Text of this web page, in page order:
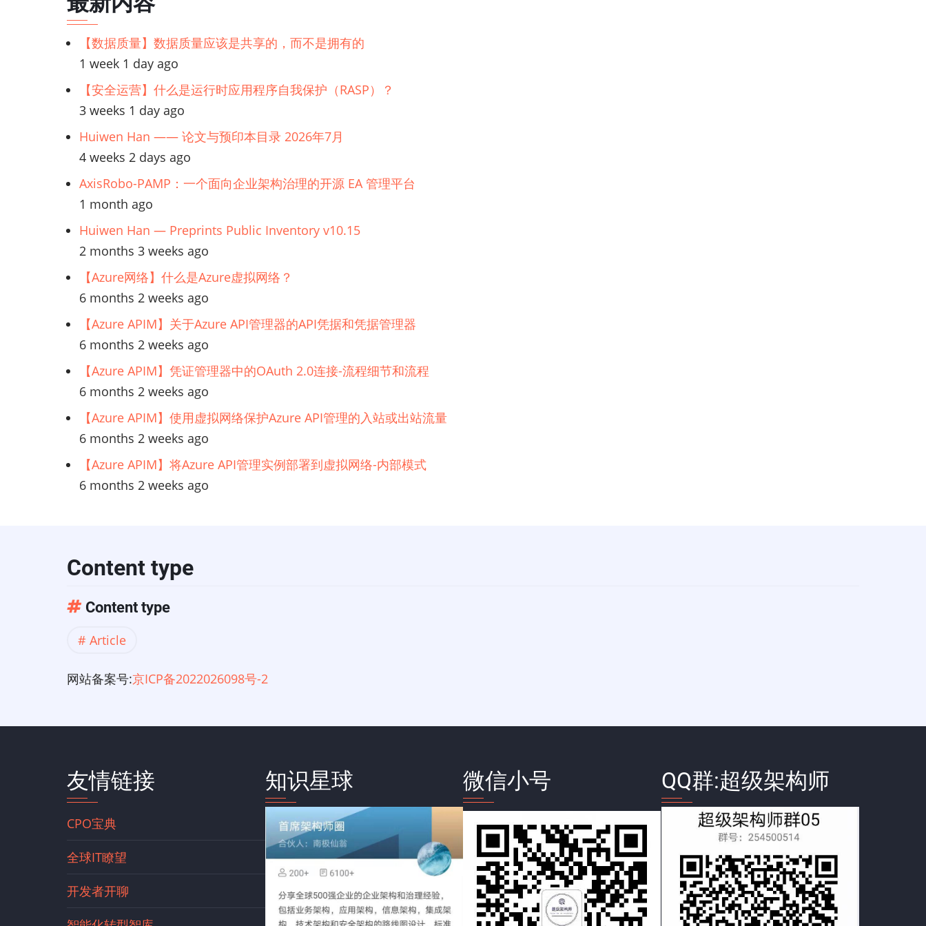
历
链
接：
需
求
分
析
【数据质量】数据质量应该是共享的，而不是拥有的
1 week 1 day ago
【安全运营】什么是运行时应用程序自我保护（RASP）？
3 weeks 1 day ago
Huiwen Han —— 论文与预印本目录 2026年7月
4 weeks 2 days ago
AxisRobo-PAMP：一个面向企业架构治理的开源 EA 管理平台
1 month ago
Huiwen Han — Preprints Public Inventory v10.15
2 months 3 weeks ago
【Azure网络】什么是Azure虚拟网络？
6 months 2 weeks ago
【Azure APIM】关于Azure API管理器的API凭据和凭据管理器
6 months 2 weeks ago
【Azure APIM】凭证管理器中的OAuth 2.0连接-流程细节和流程
6 months 2 weeks ago
【Azure APIM】使用虚拟网络保护Azure API管理的入站或出站流量
6 months 2 weeks ago
【Azure APIM】将Azure API管理实例部署到虚拟网络-内部模式
6 months 2 weeks ago
Content type
Content type
Article
网站备案号:京ICP备2022026098号-2
友情链接
CPO宝典
全球IT瞭望
开发者开聊
知识星球 微信小号 QQ群:超级架构师